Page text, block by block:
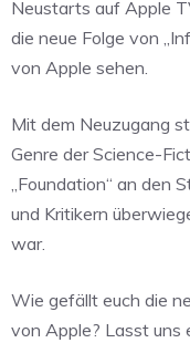
Neustarts auf Apple
die neue Folge von
von Apple sehen.
Mit dem Neuzugang
Genre der Science-
„Foundation“ an den
und Kritikern
war.
Wie gefällt euch die
von Apple? Lasst uns